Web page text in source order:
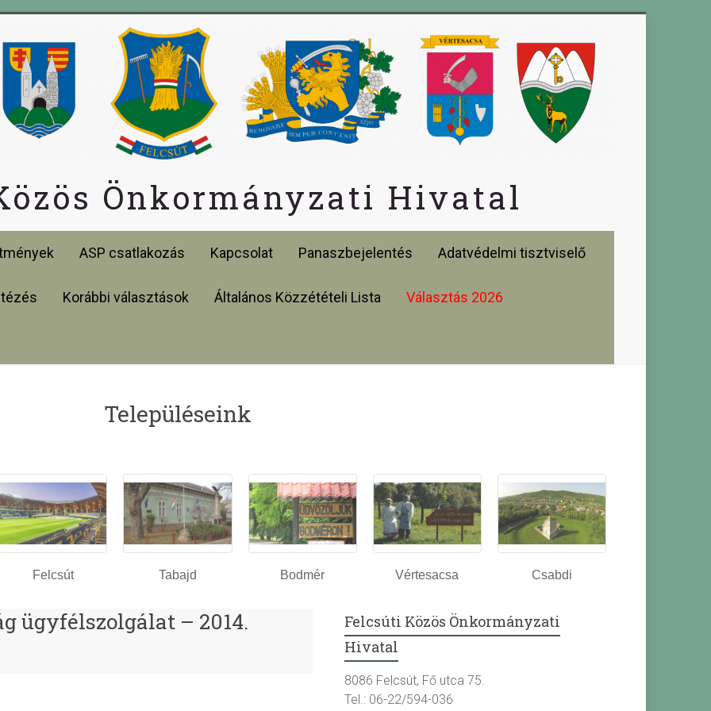
Önkormányzati Hivatal
ASP csatlakozás Kapcsolat Panaszbejelentés Adatvédelmi tisztviselő
Korábbi választások Általános Közzétételi Lista Választás 2026
Településeink
Felcsút Tabajd Bodmér Vértesacsa Csabdi
ügyfélszolgálat – 2014.
Felcsúti Közös Önkormányzati
Hivatal
8086 Felcsút, Fő utca 75.
Tel.: 06-22/594-036